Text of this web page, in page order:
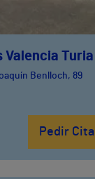
Valencia Turia
Benlloch, 89
Pedir Cita